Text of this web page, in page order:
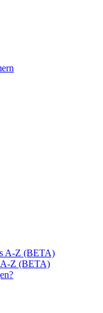
A-Z (BETA)
A-Z (BETA)